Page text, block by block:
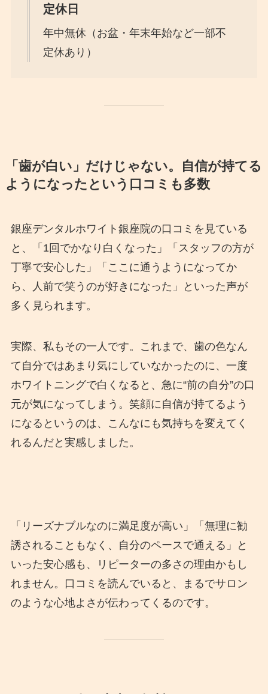
定休日
年中無休（お盆・年末年始など一部不
定休あり）
「歯が白い」だけじゃない。自信が持てる
ようになったという口コミも多数
銀座デンタルホワイト銀座院の口コミを見ている
と、「1回でかなり白くなった」「スタッフの方が
丁寧で安心した」「ここに通うようになってか
ら、人前で笑うのが好きになった」といった声が
多く見られます。
実際、私もその一人です。これまで、歯の色なん
て自分ではあまり気にしていなかったのに、一度
ホワイトニングで白くなると、急に“前の自分”の口
元が気になってしまう。笑顔に自信が持てるよう
になるというのは、こんなにも気持ちを変えてく
れるんだと実感しました。
「リーズナブルなのに満足度が高い」「無理に勧
誘されることもなく、自分のペースで通える」と
いった安心感も、リピーターの多さの理由かもし
れません。口コミを読んでいると、まるでサロン
のような心地よさが伝わってくるのです。